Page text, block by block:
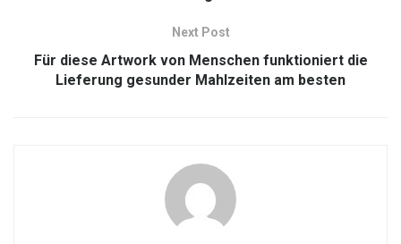
Next Post
Für diese Artwork von Menschen funktioniert die
Lieferung gesunder Mahlzeiten am besten